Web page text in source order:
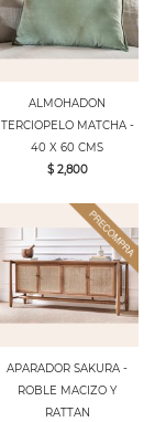
ALMOHADON
TERCIOPELO MATCHA -
40 X 60 CMS
$ 2,800
APARADOR SAKURA -
ROBLE MACIZO Y
RATTAN